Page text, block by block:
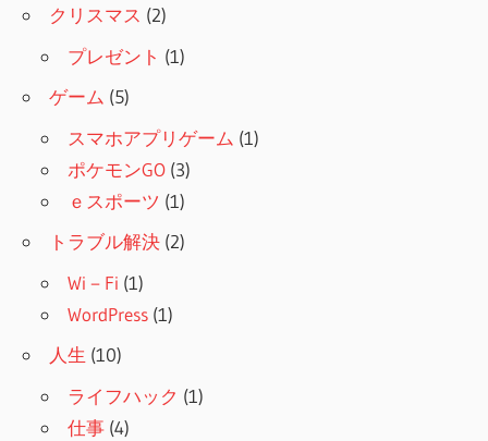
クリスマス (2)
プレゼント (1)
ゲーム (5)
スマホアプリゲーム (1)
ポケモンGO (3)
ｅスポーツ (1)
トラブル解決 (2)
Wi－Fi (1)
WordPress (1)
人生 (10)
ライフハック (1)
仕事 (4)